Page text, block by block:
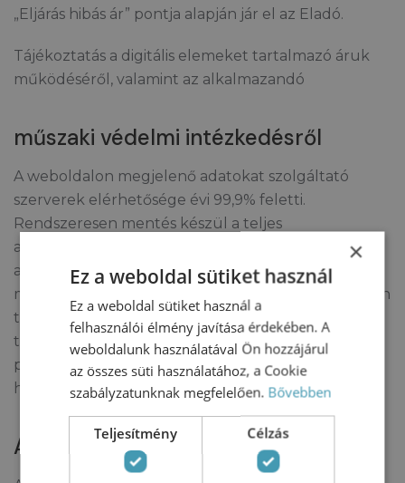
„Eljárás hibás ár” pontja alapján jár el az Eladó.
Tájékoztatás a digitális elemeket tartalmazó áruk
működéséről, valamint az alkalmazandó
műszaki védelmi intézkedésről
A weboldalon megjelenő adatokat szolgáltató
szerverek elérhetősége évi 99,9% feletti.
Rendszeresen mentés készül a teljes
adattartalomról, így probléma esetén az eredeti
adattartalom visszaállítható. A weboldalon
megjelenő adatokat MSSQL és MySQL adatbázisban
tároljuk. Az érzékeny adatok megfelelő erősségű
titkosítással vannak tárolva, kódolásukhoz
processzorba épített hardveres támogatást
használunk.
A honlap használata
×
Ez a weboldal sütiket használ
Ez a weboldal sütiket használ a
felhasználói élmény javítása érdekében. A
weboldalunk használatával Ön hozzájárul
az összes süti használatához, a Cookie
szabályzatunknak megfelelően. Bővebben
Teljesítmény Célzás